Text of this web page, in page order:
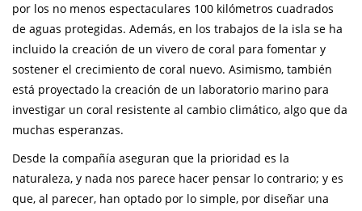
por los no menos espectaculares 100 kilómetros cuadrados
de aguas protegidas. Además, en los trabajos de la isla se ha
incluido la creación de un vivero de coral para fomentar y
sostener el crecimiento de coral nuevo. Asimismo, también
está proyectado la creación de un laboratorio marino para
investigar un coral resistente al cambio climático, algo que da
muchas esperanzas.
Desde la compañía aseguran que la prioridad es la
naturaleza, y nada nos parece hacer pensar lo contrario; y es
que, al parecer, han optado por lo simple, por diseñar una